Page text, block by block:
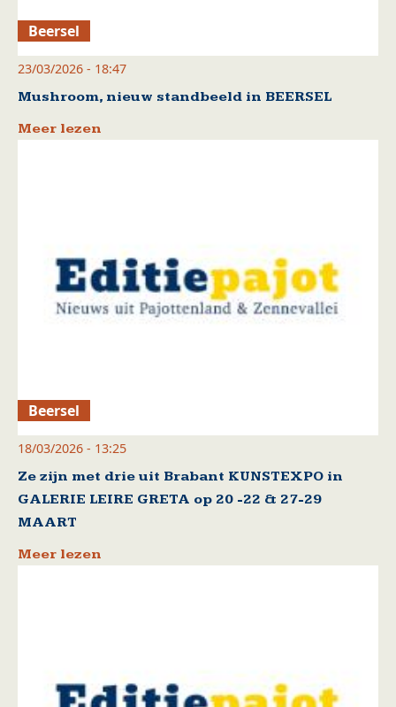
Beersel
23/03/2026 - 18:47
Mushroom, nieuw standbeeld in BEERSEL
Meer lezen
Beersel
18/03/2026 - 13:25
Ze zijn met drie uit Brabant KUNSTEXPO in
GALERIE LEIRE GRETA op 20 -22 & 27-29
MAART
Meer lezen